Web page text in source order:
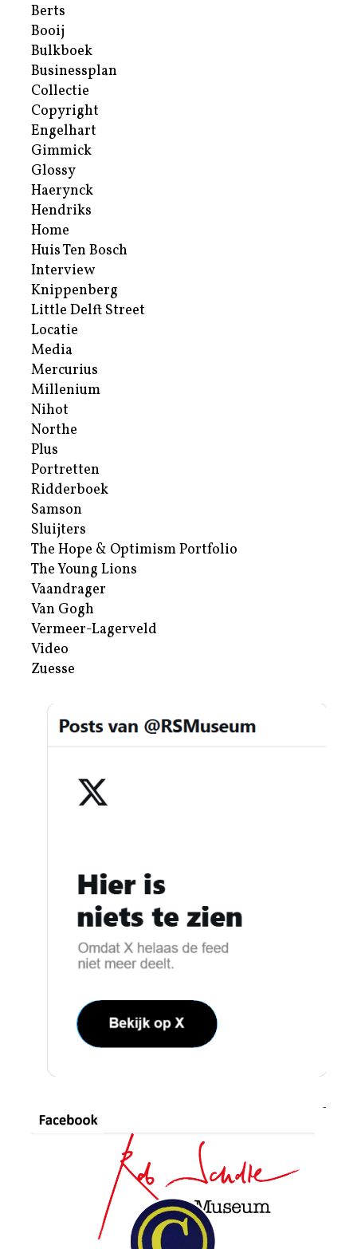
Berts
Booij
Bulkboek
Businessplan
Collectie
Copyright
Engelhart
Gimmick
Glossy
Haerynck
Hendriks
Home
Huis Ten Bosch
Interview
Knippenberg
Little Delft Street
Locatie
Media
Mercurius
Millenium
Nihot
Northe
Plus
Portretten
Ridderboek
Samson
Sluijters
The Hope & Optimism Portfolio
The Young Lions
Vaandrager
Van Gogh
Vermeer-Lagerveld
Video
Zuesse